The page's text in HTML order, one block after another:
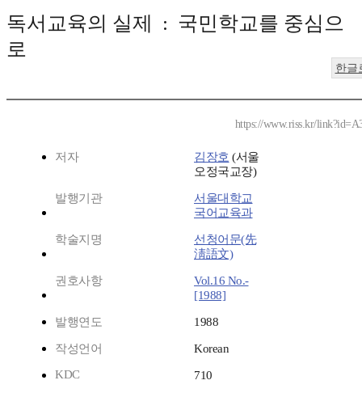
독서교육의 실제 : 국민학교를 중심으
로
한글
https://www.riss.kr/
저자 김장호 (서울
오정국교장)
발행기관
서울대학교
국어교육과
학술지명
선청어문(先
淸語文)
권호사항
Vol.16 No.-
[1988]
발행연도 1988
작성언어
Korean
KDC
710